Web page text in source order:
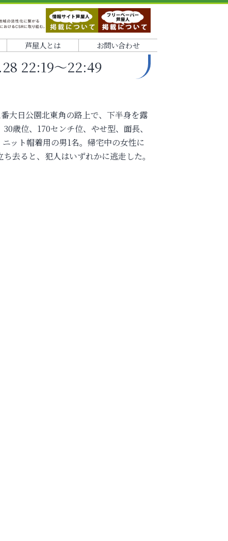
芦屋人とは お問い合わせ
22:19～22:49
大日公園北東角の路上で、下半身を露
歳位、170センチ位、やせ型、面長、
ット帽着用の男1名。帰宅中の女性に
去ると、犯人はいずれかに逃走した。